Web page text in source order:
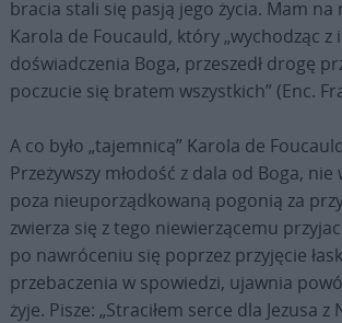
bracia stali się pasją jego życia. Mam na
Karola de Foucauld, który „wychodząc z
doświadczenia Boga, przeszedł drogę
poczucie się bratem wszystkich” (Enc.
A co było „tajemnicą” Karola de
Przeżywszy młodość z dala od Boga, nie
poza nieuporządkowaną pogonią za
zwierza się z tego niewierzącemu
po nawróceniu się poprzez przyjęcie
przebaczenia w spowiedzi, ujawnia
żyje. Pisze: „Straciłem serce dla Jezusa z